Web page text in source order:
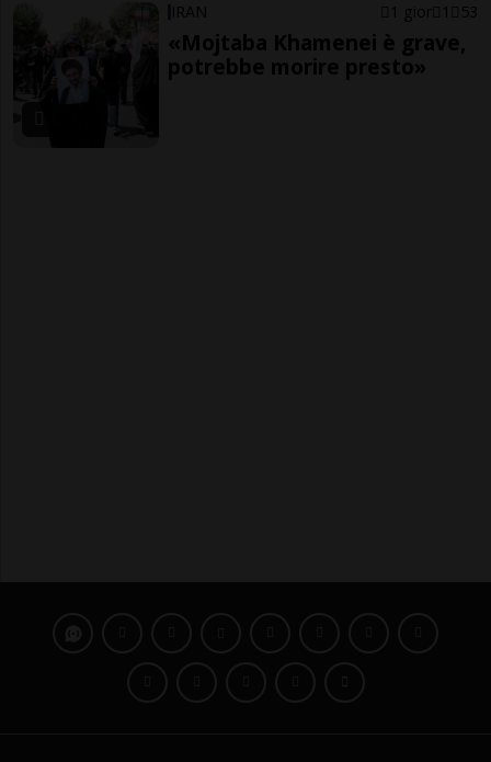
IRAN 1 gior 1 53
«Mojtaba Khamenei è grave,
potrebbe morire presto»